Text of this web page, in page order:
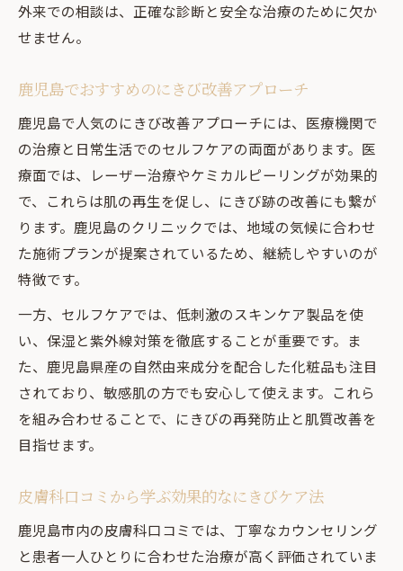
外来での相談は、正確な診断と安全な治療のために欠か
せません。
鹿児島でおすすめのにきび改善アプローチ
鹿児島で人気のにきび改善アプローチには、医療機関で
の治療と日常生活でのセルフケアの両面があります。医
療面では、レーザー治療やケミカルピーリングが効果的
で、これらは肌の再生を促し、にきび跡の改善にも繋が
ります。鹿児島のクリニックでは、地域の気候に合わせ
た施術プランが提案されているため、継続しやすいのが
特徴です。
一方、セルフケアでは、低刺激のスキンケア製品を使
い、保湿と紫外線対策を徹底することが重要です。ま
た、鹿児島県産の自然由来成分を配合した化粧品も注目
されており、敏感肌の方でも安心して使えます。これら
を組み合わせることで、にきびの再発防止と肌質改善を
目指せます。
皮膚科口コミから学ぶ効果的なにきびケア法
鹿児島市内の皮膚科口コミでは、丁寧なカウンセリング
と患者一人ひとりに合わせた治療が高く評価されていま